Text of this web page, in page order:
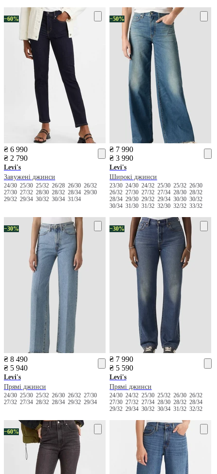
−60%
₴ 6 990
₴ 2 790
Levi's
Завужені джинси
24/30 25/30 25/32 26/28 26/30 26/32
27/30 27/32 28/30 28/32 28/34 29/30
29/32 29/34 30/32 30/34 31/34
−50%
₴ 7 990
₴ 3 990
Levi's
Широкі джинси
23/3024/3024/3225/3025/3226/30
26/3227/3027/3227/3428/3028/32
28/3429/3029/3229/3430/3030/32
30/3431/3031/3232/3032/3233/32
−30%
₴ 8 490
₴ 5 940
Levi's
Прямі джинси
24/30 25/30 25/32 26/30 26/32 27/30
27/32 27/34 28/32 28/34 29/32 29/34
−30%
₴ 7 990
₴ 5 590
Levi's
Прямі джинси
24/3024/3225/3025/3226/3026/32
27/3027/3227/3428/3028/3228/34
29/3229/3430/3230/3431/3232/32
−60%